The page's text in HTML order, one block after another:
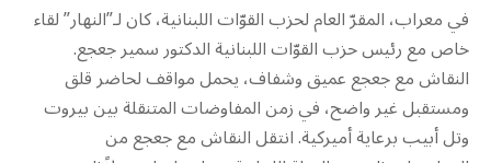
في معراب، المقرّ العام لحزب القوّات اللبنانية، كان لـ”النهار” لقاء
خاص مع رئيس حزب القوّات اللبنانية الدكتور سمير جعجع.
النقاش مع جعجع عميق وشفاف، يحمل مواقف لحاضر قلق
ومستقبل غير واضح، في زمن المفاوضات المتنقلة بين بيروت
وتل أبيب برعاية أميركية. انتقل النقاش مع جعجع من